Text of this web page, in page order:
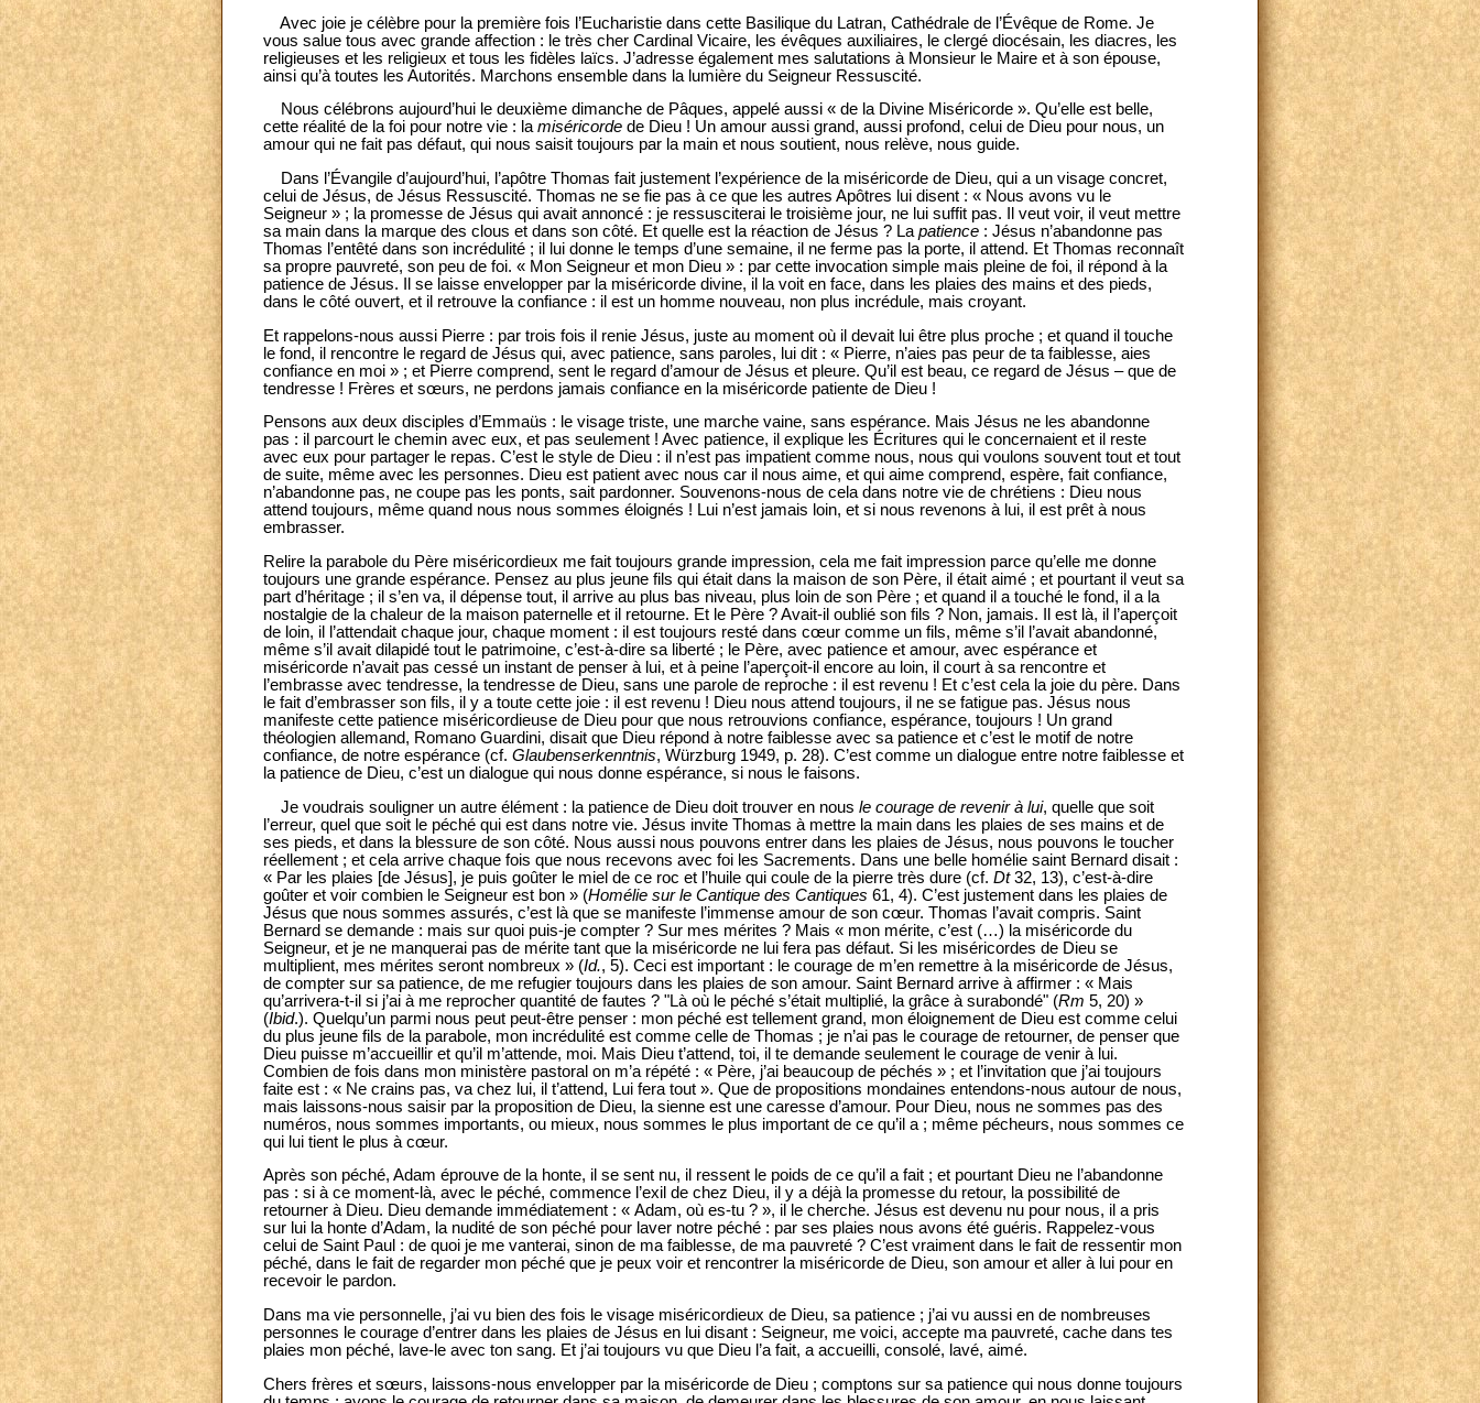
Avec joie je célèbre pour la première fois l’Eucharistie dans cette Basilique du Latran, Cathédrale de l’Évêque de Rome. Je
vous salue tous avec grande affection : le très cher Cardinal Vicaire, les évêques auxiliaires, le clergé diocésain, les diacres, les
religieuses et les religieux et tous les fidèles laïcs. J’adresse également mes salutations à Monsieur le Maire et à son épouse,
ainsi qu’à toutes les Autorités. Marchons ensemble dans la lumière du Seigneur Ressuscité.
Nous célébrons aujourd’hui le deuxième dimanche de Pâques, appelé aussi « de la Divine Miséricorde ». Qu’elle est belle,
cette réalité de la foi pour notre vie : lamiséricorde de Dieu ! Un amour aussi grand, aussi profond, celui de Dieu pour nous, un
amour qui ne fait pas défaut, qui nous saisit toujours par la main et nous soutient, nous relève, nous guide.
Dans l’Évangile d’aujourd’hui, l’apôtre Thomas fait justement l’expérience de la miséricorde de Dieu, qui a un visage concret,
celui de Jésus, de Jésus Ressuscité. Thomas ne se fie pas à ce que les autres Apôtres lui disent : « Nous avons vu le
Seigneur » ; la promesse de Jésus qui avait annoncé : je ressusciterai le troisième jour, ne lui suffit pas. Il veut voir, il veut mettre
sa main dans la marque des clous et dans son côté. Et quelle est la réaction de Jésus ? La patience : Jésus n’abandonne pas
Thomas l’entêté dans son incrédulité ; il lui donne le temps d’une semaine, il ne ferme pas la porte, il attend. Et Thomas reconnaît
sa propre pauvreté, son peu de foi. « Mon Seigneur et mon Dieu » : par cette invocation simple mais pleine de foi, il répond à la
patience de Jésus. Il se laisse envelopper par la miséricorde divine, il la voit en face, dans les plaies des mains et des pieds,
dans le côté ouvert, et il retrouve la confiance : il est un homme nouveau, non plus incrédule, mais croyant.
Et rappelons-nous aussi Pierre : par trois fois il renie Jésus, juste au moment où il devait lui être plus proche ; et quand il touche
le fond, il rencontre le regard de Jésus qui, avec patience, sans paroles, lui dit : « Pierre, n’aies pas peur de ta faiblesse, aies
confiance en moi » ; et Pierre comprend, sent le regard d’amour de Jésus et pleure. Qu’il est beau, ce regard de Jésus – que de
tendresse ! Frères et sœurs, ne perdons jamais confiance en la miséricorde patiente de Dieu !
Pensons aux deux disciples d’Emmaüs : le visage triste, une marche vaine, sans espérance. Mais Jésus ne les abandonne
pas : il parcourt le chemin avec eux, et pas seulement ! Avec patience, il explique les Écritures qui le concernaient et il reste
avec eux pour partager le repas. C’est le style de Dieu : il n’est pas impatient comme nous, nous qui voulons souvent tout et tout
de suite, même avec les personnes. Dieu est patient avec nous car il nous aime, et qui aime comprend, espère, fait confiance,
n’abandonne pas, ne coupe pas les ponts, sait pardonner. Souvenons-nous de cela dans notre vie de chrétiens : Dieu nous
attend toujours, même quand nous nous sommes éloignés ! Lui n’est jamais loin, et si nous revenons à lui, il est prêt à nous
embrasser.
Relire la parabole du Père miséricordieux me fait toujours grande impression, cela me fait impression parce qu’elle me donne
toujours une grande espérance. Pensez au plus jeune fils qui était dans la maison de son Père, il était aimé ; et pourtant il veut sa
part d’héritage ; il s’en va, il dépense tout, il arrive au plus bas niveau, plus loin de son Père ; et quand il a touché le fond, il a la
nostalgie de la chaleur de la maison paternelle et il retourne. Et le Père ? Avait-il oublié son fils ? Non, jamais. Il est là, il l’aperçoit
de loin, il l’attendait chaque jour, chaque moment : il est toujours resté dans cœur comme un fils, même s’il l’avait abandonné,
même s’il avait dilapidé tout le patrimoine, c’est-à-dire sa liberté ; le Père, avec patience et amour, avec espérance et
miséricorde n’avait pas cessé un instant de penser à lui, et à peine l’aperçoit-il encore au loin, il court à sa rencontre et
l’embrasse avec tendresse, la tendresse de Dieu, sans une parole de reproche : il est revenu ! Et c’est cela la joie du père. Dans
le fait d’embrasser son fils, il y a toute cette joie : il est revenu ! Dieu nous attend toujours, il ne se fatigue pas. Jésus nous
manifeste cette patience miséricordieuse de Dieu pour que nous retrouvions confiance, espérance, toujours ! Un grand
théologien allemand, Romano Guardini, disait que Dieu répond à notre faiblesse avec sa patience et c’est le motif de notre
confiance, de notre espérance (cf. Glaubenserkenntnis, Würzburg 1949, p. 28). C’est comme un dialogue entre notre faiblesse et
la patience de Dieu, c’est un dialogue qui nous donne espérance, si nous le faisons.
Je voudrais souligner un autre élément : la patience de Dieu doit trouver en nous le courage de revenir à lui, quelle que soit
l’erreur, quel que soit le péché qui est dans notre vie. Jésus invite Thomas à mettre la main dans les plaies de ses mains et de
ses pieds, et dans la blessure de son côté. Nous aussi nous pouvons entrer dans les plaies de Jésus, nous pouvons le toucher
réellement ; et cela arrive chaque fois que nous recevons avec foi les Sacrements. Dans une belle homélie saint Bernard disait :
« Par les plaies [de Jésus], je puis goûter le miel de ce roc et l’huile qui coule de la pierre très dure (cf. Dt32, 13), c’est-à-dire
goûter et voir combien le Seigneur est bon » (Homélie sur le Cantique des Cantiques 61, 4). C’est justement dans les plaies de
Jésus que nous sommes assurés, c’est là que se manifeste l’immense amour de son cœur. Thomas l’avait compris. Saint
Bernard se demande : mais sur quoi puis-je compter ? Sur mes mérites ? Mais « mon mérite, c’est (…) la miséricorde du
Seigneur, et je ne manquerai pas de mérite tant que la miséricorde ne lui fera pas défaut. Si les miséricordes de Dieu se
multiplient, mes mérites seront nombreux » (Id., 5). Ceci est important : le courage de m’en remettre à la miséricorde de Jésus,
de compter sur sa patience, de me refugier toujours dans les plaies de son amour. Saint Bernard arrive à affirmer : « Mais
qu’arrivera-t-il si j’ai à me reprocher quantité de fautes ? "Là où le péché s’était multiplié, la grâce à surabondé" (Rm 5, 20) »
(Ibid.). Quelqu’un parmi nous peut peut-être penser : mon péché est tellement grand, mon éloignement de Dieu est comme celui
du plus jeune fils de la parabole, mon incrédulité est comme celle de Thomas ; je n’ai pas le courage de retourner, de penser que
Dieu puisse m’accueillir et qu’il m’attende, moi. Mais Dieu t’attend, toi, il te demande seulement le courage de venir à lui.
Combien de fois dans mon ministère pastoral on m’a répété : « Père, j’ai beaucoup de péchés » ; et l’invitation que j’ai toujours
faite est : « Ne crains pas, va chez lui, il t’attend, Lui fera tout ». Que de propositions mondaines entendons-nous autour de nous,
mais laissons-nous saisir par la proposition de Dieu, la sienne est une caresse d’amour. Pour Dieu, nous ne sommes pas des
numéros, nous sommes importants, ou mieux, nous sommes le plus important de ce qu’il a ; même pécheurs, nous sommes ce
qui lui tient le plus à cœur.
Après son péché, Adam éprouve de la honte, il se sent nu, il ressent le poids de ce qu’il a fait ; et pourtant Dieu ne l’abandonne
pas : si à ce moment-là, avec le péché, commence l’exil de chez Dieu, il y a déjà la promesse du retour, la possibilité de
retourner à Dieu. Dieu demande immédiatement : « Adam, où es-tu ? », il le cherche. Jésus est devenu nu pour nous, il a pris
sur lui la honte d’Adam, la nudité de son péché pour laver notre péché : par ses plaies nous avons été guéris. Rappelez-vous
celui de Saint Paul : de quoi je me vanterai, sinon de ma faiblesse, de ma pauvreté ? C’est vraiment dans le fait de ressentir mon
péché, dans le fait de regarder mon péché que je peux voir et rencontrer la miséricorde de Dieu, son amour et aller à lui pour en
recevoir le pardon.
Dans ma vie personnelle, j’ai vu bien des fois le visage miséricordieux de Dieu, sa patience ; j’ai vu aussi en de nombreuses
personnes le courage d’entrer dans les plaies de Jésus en lui disant : Seigneur, me voici, accepte ma pauvreté, cache dans tes
plaies mon péché, lave-le avec ton sang. Et j’ai toujours vu que Dieu l’a fait, a accueilli, consolé, lavé, aimé.
Chers frères et sœurs, laissons-nous envelopper par la miséricorde de Dieu ; comptons sur sa patience qui nous donne toujours